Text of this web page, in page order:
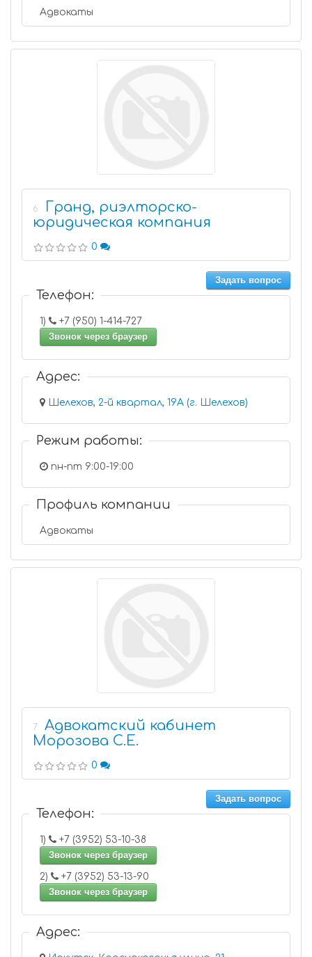
Адвокаты
6
Гранд, риэлторско-
юридическая компания
0
Задать вопрос
Телефон:
1)
+7 (950) 1-414-727
Звонок через браузер
Адрес:
Шелехов, 2-й квартал, 19А (г. Шелехов)
Режим работы:
пн-пт 9:00-19:00
Профиль компании
Адвокаты
7
Адвокатский кабинет
Морозова С.Е.
0
Задать вопрос
Телефон:
1)
+7 (3952) 53-10-38
Звонок через браузер
2)
+7 (3952) 53-13-90
Звонок через браузер
Адрес: